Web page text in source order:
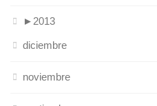
► 2013
diciembre
noviembre